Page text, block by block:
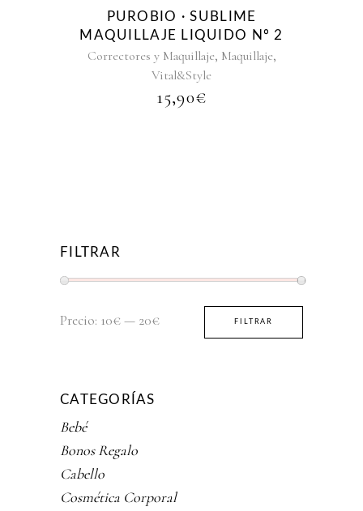
PUROBIO · SUBLIME
MAQUILLAJE LIQUIDO Nº 2
Correctores y Maquillaje, Maquillaje,
Vital&Style
15,90€
FILTRAR
Precio
Precio
FILTRAR
Precio: 10€— 20€
CATEGORÍAS
Bebé
Bonos Regalo
Cabello
Cosmética Corporal